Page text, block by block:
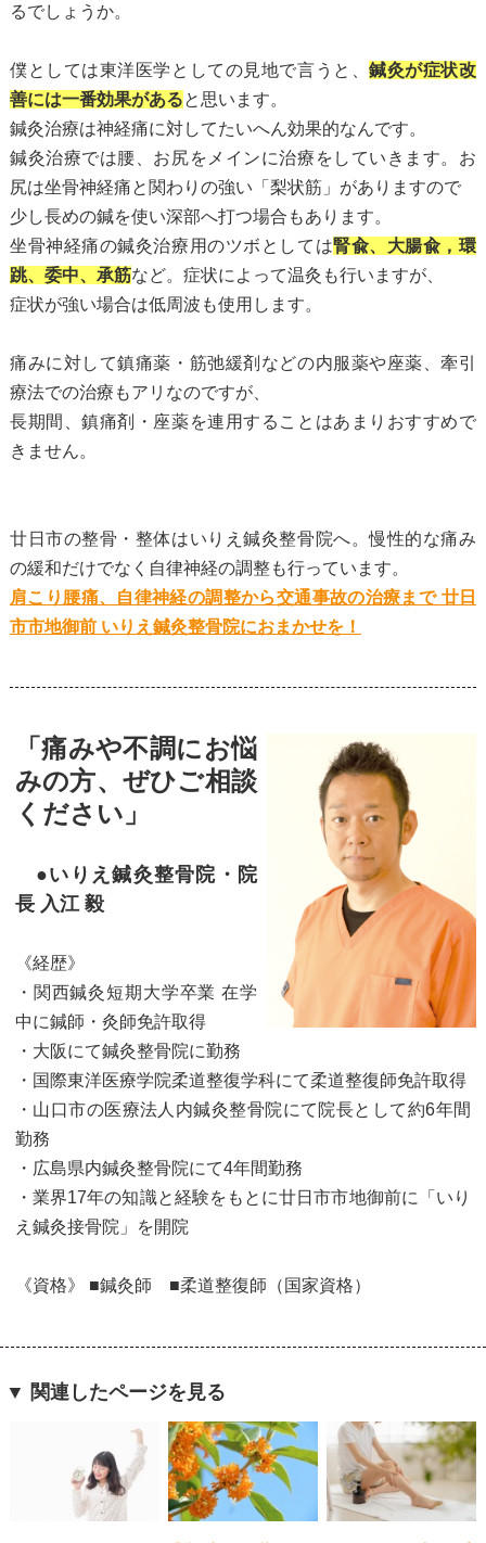
るでしょうか。
僕としては東洋医学としての見地で言うと、鍼灸が症状改
善には一番効果があると思います。
鍼灸治療は神経痛に対してたいへん効果的なんです。
鍼灸治療では腰、お尻をメインに治療をしていきます。お
尻は坐骨神経痛と関わりの強い「梨状筋」がありますので
少し長めの鍼を使い深部へ打つ場合もあります。
坐骨神経痛の鍼灸治療用のツボとしては腎兪、大腸兪，環
跳、委中、承筋など。症状によって温灸も行いますが、
症状が強い場合は低周波も使用します。
痛みに対して鎮痛薬・筋弛緩剤などの内服薬や座薬、牽引
療法での治療もアリなのですが、
長期間、鎮痛剤・座薬を連用することはあまりおすすめで
きません。
廿日市の整骨・整体はいりえ鍼灸整骨院へ。慢性的な痛み
の緩和だけでなく自律神経の調整も行っています。
肩こり腰痛、自律神経の調整から交通事故の治療まで 廿日
市市地御前 いりえ鍼灸整骨院におまかせを！
「痛みや不調にお悩
みの方、ぜひご相談
ください」
●いりえ鍼灸整骨院・院
長 入江 毅
《経歴》
・関西鍼灸短期大学卒業 在学
中に鍼師・灸師免許取得
・大阪にて鍼灸整骨院に勤務
・国際東洋医療学院柔道整復学科にて柔道整復師免許取得
・山口市の医療法人内鍼灸整骨院にて院長として約6年間
勤務
・広島県内鍼灸整骨院にて4年間勤務
・業界17年の知識と経験をもとに廿日市市地御前に「いり
え鍼灸接骨院」を開院
《資格》 ■鍼灸師 ■柔道整復師（国家資格）
▼ 関連したページを見る